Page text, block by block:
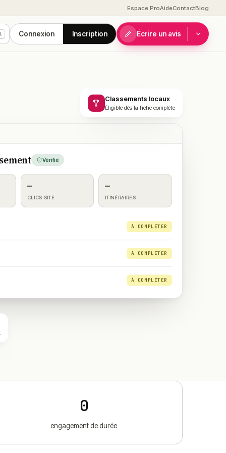
Espace ProAideContactBlog
Connexion Inscription Écrire un avis
Vérifié
—
CLICS SITE
—
ITINÉRAIRES
À COMPLÉTER
À COMPLÉTER
À COMPLÉTER
Classements locaux
Éligible dès la fiche complète
0
engagement de durée